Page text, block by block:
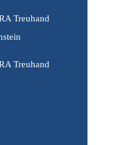
Treuhand
Treuhand